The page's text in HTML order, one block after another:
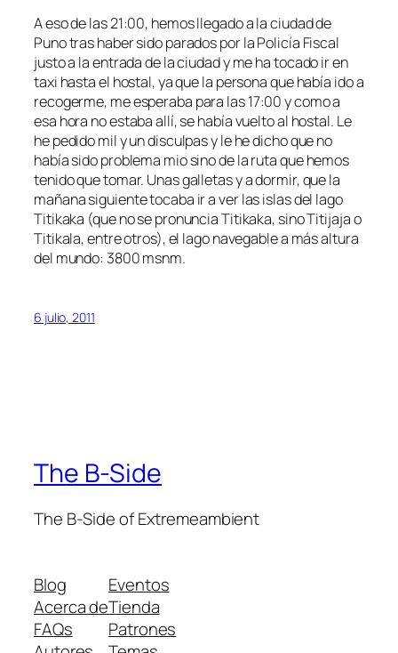
A eso de las 21:00, hemos llegado a la ciudad de
Puno tras haber sido parados por la Policía Fiscal
justo a la entrada de la ciudad y me ha tocado ir en
taxi hasta el hostal, ya que la persona que había ido a
recogerme, me esperaba para las 17:00 y como a
esa hora no estaba allí, se había vuelto al hostal. Le
he pedido mil y un disculpas y le he dicho que no
había sido problema mio sino de la ruta que hemos
tenido que tomar. Unas galletas y a dormir, que la
mañana siguiente tocaba ir a ver las islas del lago
Titikaka (que no se pronuncia Titikaka, sino Titijaja o
Titikala, entre otros), el lago navegable a más altura
del mundo: 3800 msnm.
6 julio, 2011
The B-Side
The B-Side of Extremeambient
Blog
Acerca de
FAQs
Eventos
Tienda
Patrones